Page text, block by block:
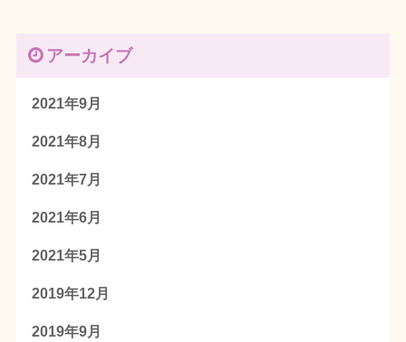
アーカイブ
2021年9月
2021年8月
2021年7月
2021年6月
2021年5月
2019年12月
2019年9月